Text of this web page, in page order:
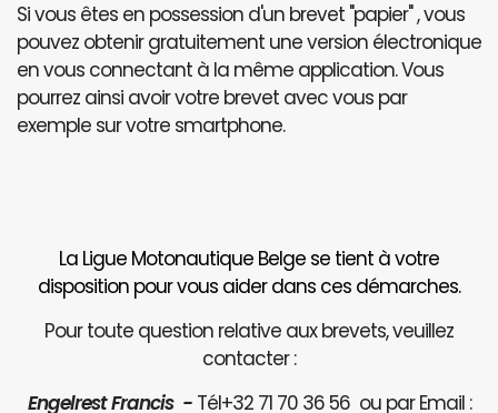
Si vous êtes en possession d'un brevet "papier" , vous
pouvez obtenir gratuitement une version électronique
en vous connectant à la même application. Vous
pourrez ainsi avoir votre brevet avec vous par
exemple sur votre smartphone.
La Ligue Motonautique Belge se tient à votre
disposition pour vous aider dans ces démarches.
Pour toute question relative aux brevets, veuillez
contacter :
Engelrest Francis -Tél+32 71 70 36 56 ou par Email :